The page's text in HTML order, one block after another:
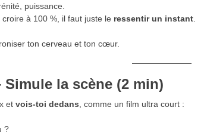
puissance.
croire à 100 %, il faut juste le ressentir un instant
ton cerveau et ton cœur.
Simule la scène (2 min)
et vois-toi dedans , comme un film ultra court :
?